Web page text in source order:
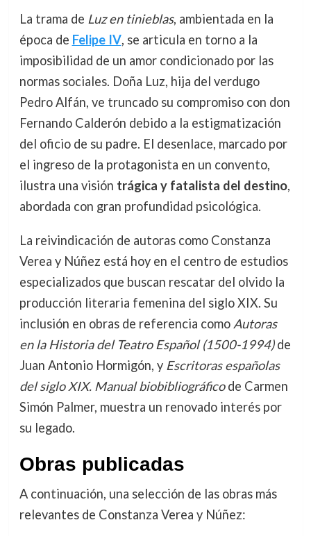
La trama de Luz en tinieblas, ambientada en la
época de Felipe IV, se articula en torno a la
imposibilidad de un amor condicionado por las
normas sociales. Doña Luz, hija del verdugo
Pedro Alfán, ve truncado su compromiso con don
Fernando Calderón debido a la estigmatización
del oficio de su padre. El desenlace, marcado por
el ingreso de la protagonista en un convento,
ilustra una visión trágica y fatalista del destino,
abordada con gran profundidad psicológica.
La reivindicación de autoras como Constanza
Verea y Núñez está hoy en el centro de estudios
especializados que buscan rescatar del olvido la
producción literaria femenina del siglo XIX. Su
inclusión en obras de referencia como Autoras
en la Historia del Teatro Español (1500-1994)de
Juan Antonio Hormigón, y Escritoras españolas
del siglo XIX. Manual biobibliográficode Carmen
Simón Palmer, muestra un renovado interés por
su legado.
Obras publicadas
A continuación, una selección de las obras más
relevantes de Constanza Verea y Núñez: